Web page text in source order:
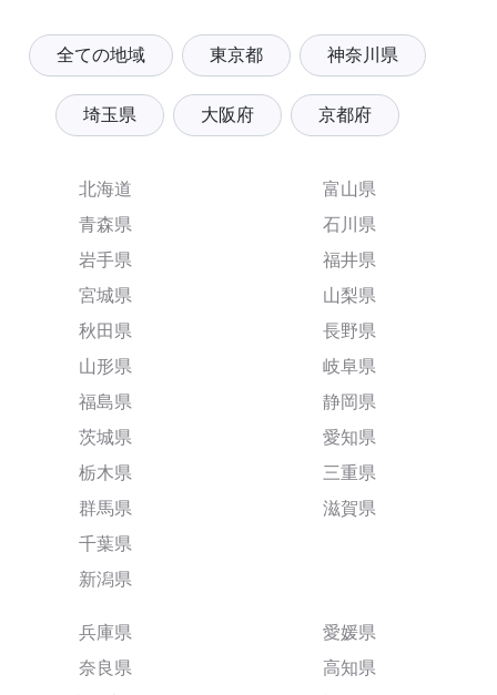
全ての地域 東京都 神奈川県
埼玉県 大阪府 京都府
北海道
青森県
岩手県
宮城県
秋田県
山形県
福島県
茨城県
栃木県
群馬県
千葉県
新潟県
富山県
石川県
福井県
山梨県
長野県
岐阜県
静岡県
愛知県
三重県
滋賀県
兵庫県
奈良県
愛媛県
高知県